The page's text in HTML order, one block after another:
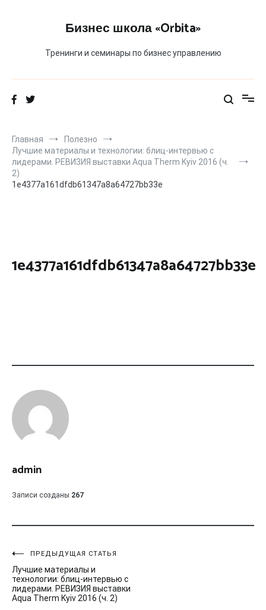
Бизнес школа «Orbita»
Тренинги и семинары по бизнес управлению
Главная
Полезно
Лучшие материалы и технологии: блиц-интервью с
лидерами. РЕВИЗИЯ выставки Aqua Therm Kyiv 2016 (ч.
2)
1e4377a161dfdb61347a8a64727bb33e
1e4377a161dfdb61347a8a64727bb33e
admin
Записи созданы 267
Навигация
по
записям
ПРЕДЫДУЩАЯ СТАТЬЯ
Лучшие материалы и
технологии: блиц-интервью с
лидерами. РЕВИЗИЯ выставки
Aqua Therm Kyiv 2016 (ч. 2)